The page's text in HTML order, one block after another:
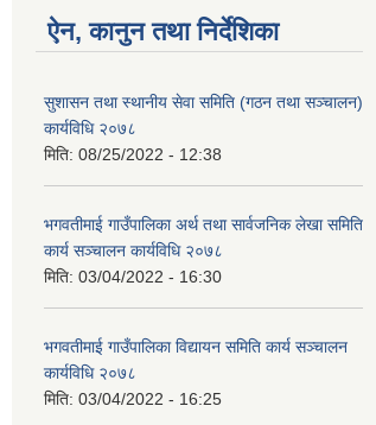
ऐन, कानुन तथा निर्देशिका
सुशासन तथा स्थानीय सेवा समिति (गठन तथा सञ्चालन)
कार्यविधि २०७८
मिति: 08/25/2022 - 12:38
भगवतीमाई गाउँपालिका अर्थ तथा सार्वजनिक लेखा समिति
कार्य सञ्चालन कार्यविधि २०७८
मिति: 03/04/2022 - 16:30
भगवतीमाई गाउँपालिका विद्यायन समिति कार्य सञ्चालन
कार्यविधि २०७८
मिति: 03/04/2022 - 16:25